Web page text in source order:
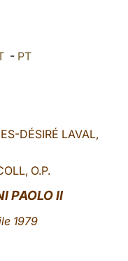
- PT
DÉSIRÉ LAVAL,
O.P.
PAOLO II
1979